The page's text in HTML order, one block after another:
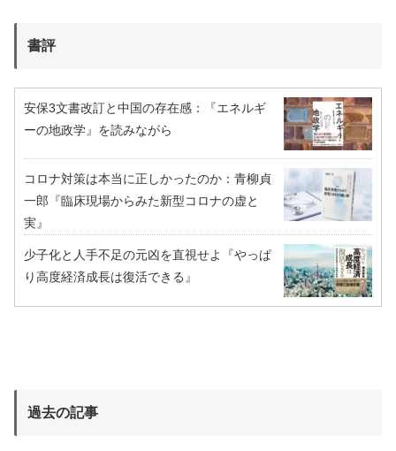
書評
安保3文書改訂と中国の存在感：『エネルギ
ーの地政学』を読みながら
コロナ対策は本当に正しかったのか：青柳貞
一郎『臨床現場からみた新型コロナの虚と
実』
少子化と人手不足の元凶を直視せよ『やっぱ
り高度経済成長は復活できる』
過去の記事